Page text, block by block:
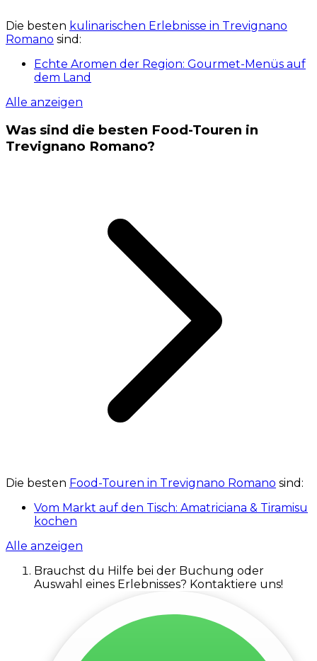
Die besten kulinarischen Erlebnisse in Trevignano
Romano sind:
Echte Aromen der Region: Gourmet-Menüs auf
dem Land
Alle anzeigen
Was sind die besten Food-Touren in
Trevignano Romano?
Die besten Food-Touren in Trevignano Romano sind:
Vom Markt auf den Tisch: Amatriciana & Tiramisu
kochen
Alle anzeigen
Brauchst du Hilfe bei der Buchung oder
Auswahl eines Erlebnisses? Kontaktiere uns!